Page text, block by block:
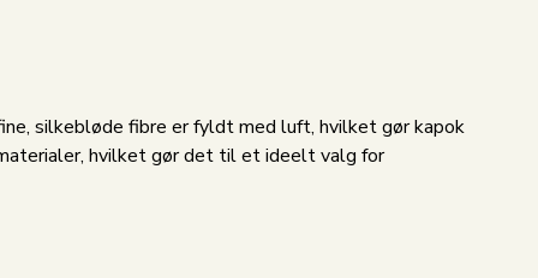
silkebløde fibre er fyldt med luft, hvilket gør kapok
hvilket gør det til et ideelt valg for